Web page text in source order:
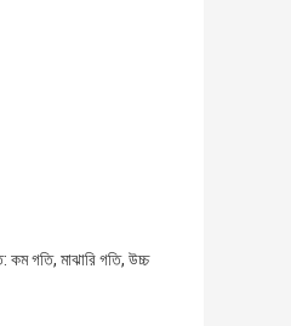
মাঝারি গতি, উচ্চ